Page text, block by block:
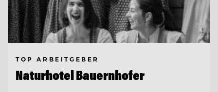
TOP ARBEITGEBER
Naturhotel Bauernhofer